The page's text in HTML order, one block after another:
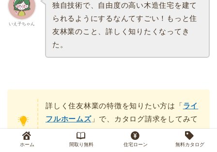
いえ子ちゃん
独自技術で、自由度の高い木造住宅を建て
られるようにするなんてすごい！もっと住
友林業のこと、詳しく知りたくなってき
た。
詳しく住友林業の特徴を知りたい方は「ライ
フルホームズ」で、カタログ請求をしてみて
ください。
ホーム 間取り無料 住宅ローン 無料カタログ